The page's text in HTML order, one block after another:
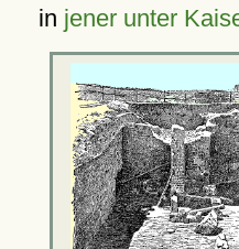
in jener unter